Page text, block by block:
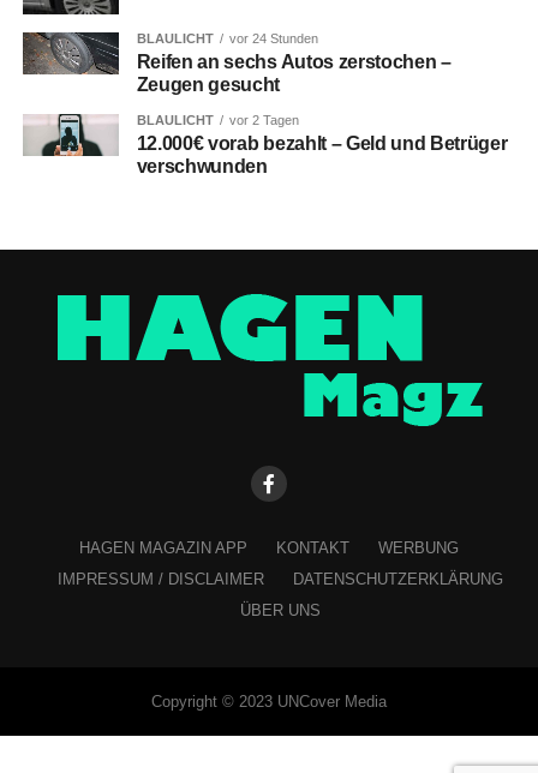
BLAULICHT vor 24 Stunden
Reifen an sechs Autos zerstochen –
Zeugen gesucht
BLAULICHT vor 2 Tagen
12.000€ vorab bezahlt – Geld und Betrüger
verschwunden
HAGEN MAGAZIN APP KONTAKT
WERBUNG
IMPRESSUM / DISCLAIMER
DATENSCHUTZERKLÄRUNG
ÜBER UNS
Copyright © 2023 UNCover Media